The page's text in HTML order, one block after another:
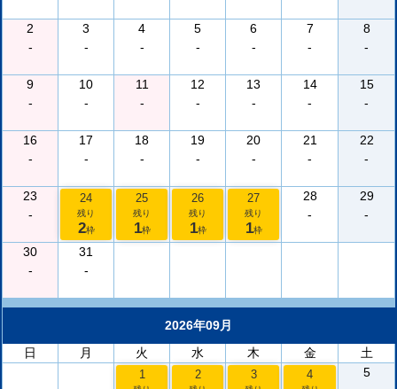
2
-
3
-
4
-
5
-
6
-
7
-
8
-
9
-
10
-
11
-
12
-
13
-
14
-
15
-
16
-
17
-
18
-
19
-
20
-
21
-
22
-
23
-
24
残り
2枠
25
残り
1枠
26
残り
1枠
27
残り
1枠
28
-
29
-
30
-
31
-
2026年09月
日
月 火 水 木 金 土
1 2 3 4
5